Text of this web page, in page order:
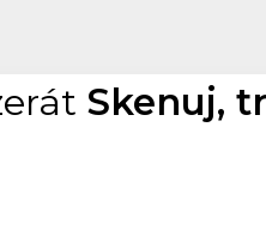
Skenuj,